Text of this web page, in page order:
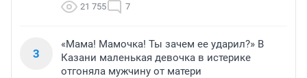
21 755 7
3
«Мама! Мамочка! Ты зачем ее ударил?» В
Казани маленькая девочка в истерике
отгоняла мужчину от матери